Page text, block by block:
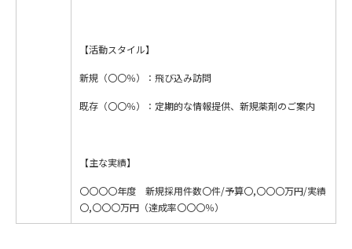
【活動スタイル】
新規（〇〇％）：飛び込み訪問
既存（〇〇％）：定期的な情報提供、新規薬剤のご案内
【主な実績】
〇〇〇〇年度 新規採用件数〇件/予算〇,〇〇〇万円/実績
〇,〇〇〇万円（達成率〇〇〇％）